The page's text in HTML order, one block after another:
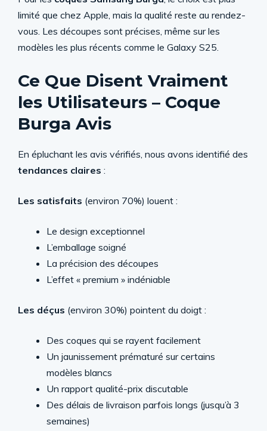
limité que chez Apple, mais la qualité reste au rendez-
vous. Les découpes sont précises, même sur les
modèles les plus récents comme le Galaxy S25.
Ce Que Disent Vraiment
les Utilisateurs – Coque
Burga Avis
En épluchant les avis vérifiés, nous avons identifié des
tendances claires :
Les satisfaits (environ 70%) louent :
Le design exceptionnel
L’emballage soigné
La précision des découpes
L’effet « premium » indéniable
Les déçus (environ 30%) pointent du doigt :
Des coques qui se rayent facilement
Un jaunissement prématuré sur certains
modèles blancs
Un rapport qualité-prix discutable
Des délais de livraison parfois longs (jusqu’à 3
semaines)